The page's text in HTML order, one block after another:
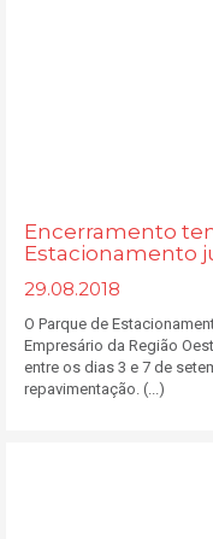
Encerramento
Estacionamento
29.08.2018
O Parque de
Empresário da Região
entre os dias 3 e 7 de
repavimentação. (...)